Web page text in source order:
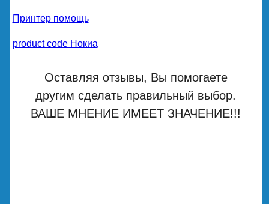
Принтер помощь
product code Нокиа
Оставляя отзывы, Вы помогаете
другим сделать правильный выбор.
ВАШЕ МНЕНИЕ ИМЕЕТ ЗНАЧЕНИЕ!!!